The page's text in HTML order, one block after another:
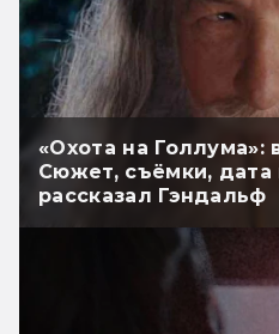
«Охота на Голлума»:
Сюжет, съёмки, дата
рассказал Гэндальф